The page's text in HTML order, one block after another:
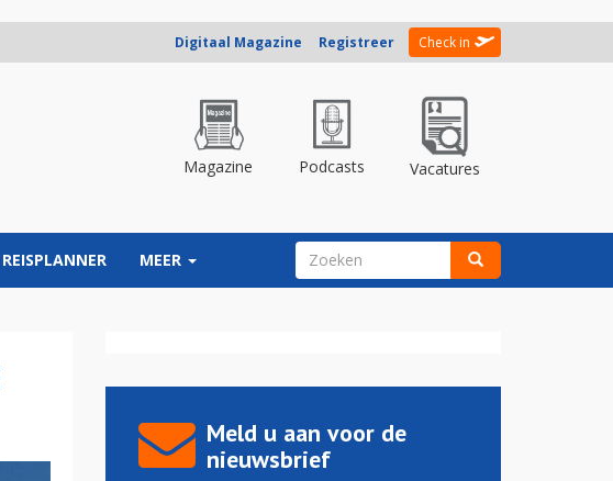
Digitaal Magazine Registreer Check in
Magazine Podcasts Vacatures
REISPLANNER MEER ZOEKVELD
Meld u aan voor de
nieuwsbrief